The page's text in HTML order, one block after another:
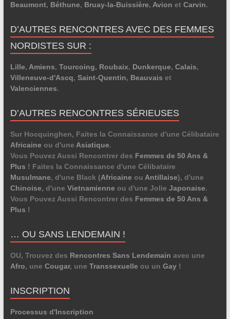
Beaumont, Béthune, Bruay-la-Buissière, Avion et Carvin.
D’AUTRES RENCONTRES AVEC DES FEMMES
NORDISTES SUR :
Lille, Amiens, Tourcoing, Roubaix, Dunkerque, Calais,
Villeneuve-d'Ascq, Saint-Quentin, Beauvais et
Valenciennes.
D’AUTRES RENCONTRES SÉRIEUSES
Sur Hocquinghen, Faites la Connaissance d'une Célibataire
Africaine ou d'une Asiatique.
Vous Pouvez Aussi Rencontrer des Femmes de 50 Ans &
Plus ! Faites la Connaissance d'une Célibataire
Musulmane, d'une Black (Africaine ou Antillaise), d'une
Chinoise, d'une Vietnamienne ou d'une Jolie Japonaise.
Vous Pouvez Aussi Rencontrer des Femmes de 50 Ans &
Plus !
… OU SANS LENDEMAIN !
OU, Trouvez des Rencontres Sans Lendemain avec une
Afro, une Cougar, une Transsexuelle ou un Gay!
INSCRIPTION
Processus d'Inscription